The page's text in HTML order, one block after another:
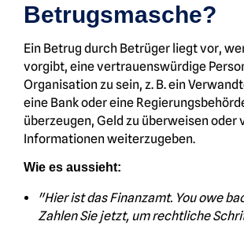
Betrugsmasche?
Ein Betrug durch Betrüger liegt vor,
vorgibt, eine vertrauenswürdige
Organisation zu sein, z. B. ein
eine Bank oder eine
überzeugen, Geld zu überweisen oder
Informationen weiterzugeben.
Wie es aussieht:
"Hier ist das Finanzamt. You owe
Zahlen Sie jetzt, um rechtliche